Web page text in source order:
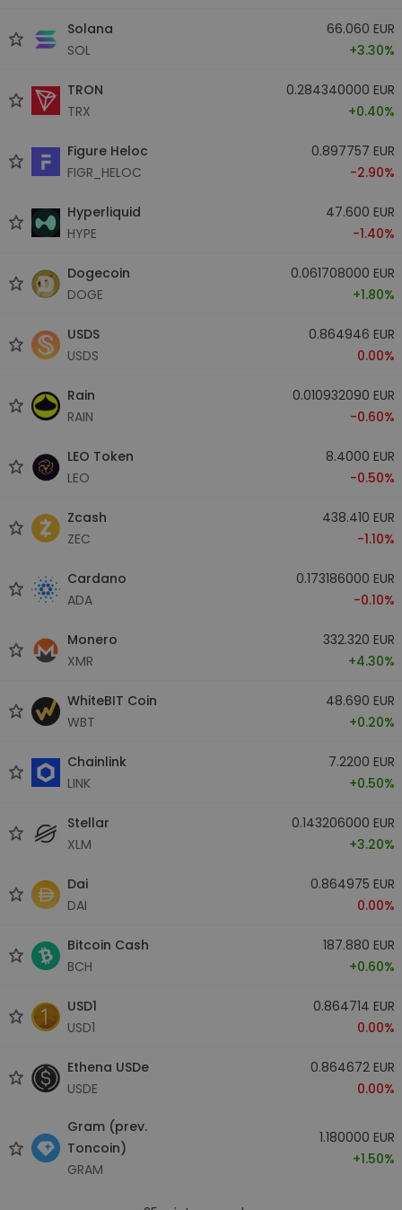
Solana
SOL
66.060 EUR
+3.30%
TRON
TRX
0.284340000 EUR
+0.40%
Figure Heloc
FIGR_HELOC
0.897757 EUR
-2.90%
Hyperliquid
HYPE
47.600 EUR
-1.40%
Dogecoin
DOGE
0.061708000 EUR
+1.80%
USDS
USDS
0.864946 EUR
0.00%
Rain
RAIN
0.010932090 EUR
-0.60%
LEO Token
LEO
8.4000 EUR
-0.50%
Zcash
ZEC
438.410 EUR
-1.10%
Cardano
ADA
0.173186000 EUR
-0.10%
Monero
XMR
332.320 EUR
+4.30%
WhiteBIT Coin
WBT
48.690 EUR
+0.20%
Chainlink
LINK
7.2200 EUR
+0.50%
Stellar
XLM
0.143206000 EUR
+3.20%
Dai
DAI
0.864975 EUR
0.00%
Bitcoin Cash
BCH
187.880 EUR
+0.60%
USD1
USD1
0.864714 EUR
0.00%
Ethena USDe
USDE
0.864672 EUR
0.00%
Gram (prev.
Toncoin)
GRAM
1.180000 EUR
+1.50%